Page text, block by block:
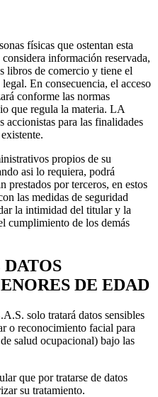
físicas que ostentan esta
información reservada,
libros de comercio y tiene el
En consecuencia, el acceso
conforme las normas
que regula la materia. LA
para las finalidades
propios de su
asi lo requiera, podrá
prestados por terceros, en estos
las medidas de seguridad
la intimidad del titular y la
cumplimiento de los demás
DE EDAD
solo tratará datos sensibles
o reconocimiento facial para
salud ocupacional) bajo las
que por tratarse de datos
su tratamiento.